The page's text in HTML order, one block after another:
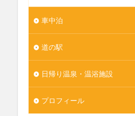
車中泊
道の駅
日帰り温泉・温浴施設
プロフィール